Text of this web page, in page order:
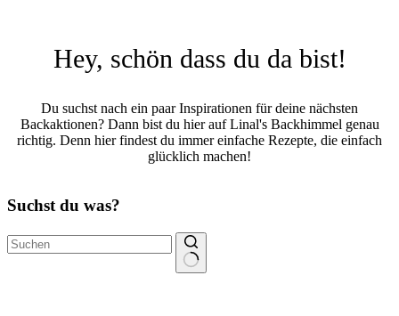
Hey, schön dass du da bist!
Du suchst nach ein paar Inspirationen für deine nächsten
Backaktionen? Dann bist du hier auf Linal's Backhimmel genau
richtig. Denn hier findest du immer einfache Rezepte, die einfach
glücklich machen!
Suchst du was?